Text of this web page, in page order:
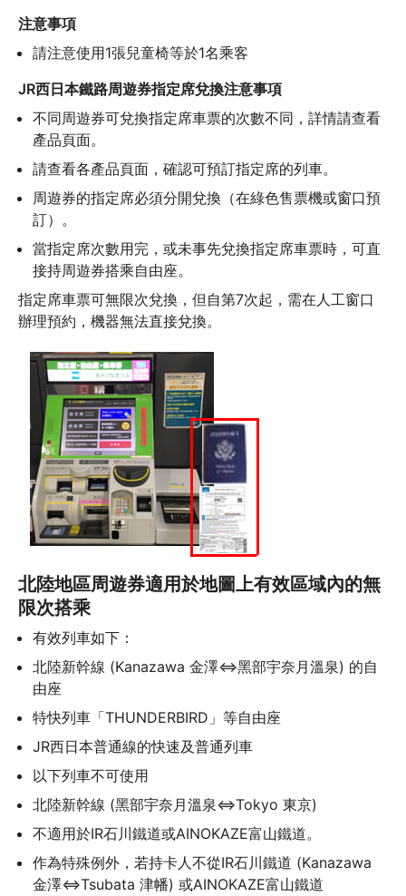
注意事項
請注意使用1張兒童椅等於1名乘客
JR西日本鐵路周遊券指定席兌換注意事項
不同周遊券可兌換指定席車票的次數不同，詳情請查看
產品頁面。
請查看各產品頁面，確認可預訂指定席的列車。
周遊券的指定席必須分開兌換（在綠色售票機或窗口預
訂）。
當指定席次數用完，或未事先兌換指定席車票時，可直
接持周遊券搭乘自由座。
指定席車票可無限次兌換，但自第7次起，需在人工窗口
辦理預約，機器無法直接兌換。
北陸地區周遊券適用於地圖上有效區域內的無
限次搭乘
有效列車如下：
北陸新幹線 (Kanazawa 金澤⇔黑部宇奈月溫泉) 的自
由座
特快列車「THUNDERBIRD」等自由座
JR西日本普通線的快速及普通列車
以下列車不可使用
北陸新幹線 (黑部宇奈月溫泉⇔Tokyo 東京)
不適用於IR石川鐵道或AINOKAZE富山鐵道。
作為特殊例外，若持卡人不從IR石川鐵道 (Kanazawa
金澤⇔Tsubata 津幡) 或AINOKAZE富山鐵道